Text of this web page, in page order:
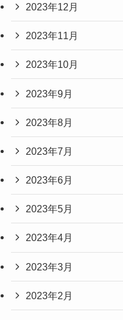
2023年12月
2023年11月
2023年10月
2023年9月
2023年8月
2023年7月
2023年6月
2023年5月
2023年4月
2023年3月
2023年2月